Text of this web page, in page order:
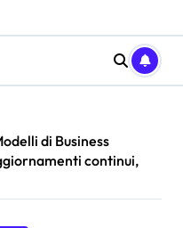
di Business
continui,